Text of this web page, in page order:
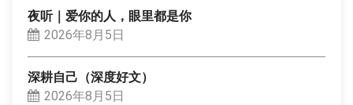
夜听｜爱你的人，眼里都是你
2026年8月5日
深耕自己（深度好文）
2026年8月5日